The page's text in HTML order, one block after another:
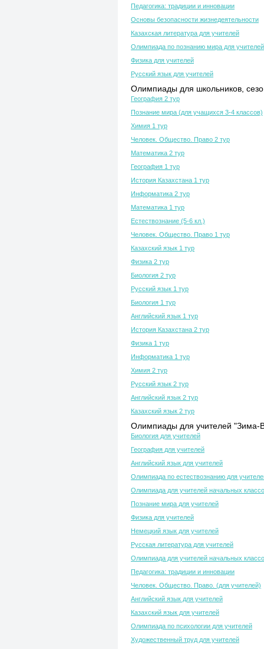
Педагогика: традиции и инновации
Основы безопасности жизнедеятельности
Казахская литература для учителей
Олимпиада по познанию мира для учителей
Физика для учителей
Русский язык для учителей
Олимпиады для школьников,
География 2 тур
Познание мира (для учащихся 3-4 классов)
Химия 1 тур
Человек. Общество. Право 2 тур
Математика 2 тур
География 1 тур
История Казахстана 1 тур
Информатика 2 тур
Математика 1 тур
Естествознание (5-6 кл.)
Человек. Общество. Право 1 тур
Казахский язык 1 тур
Физика 2 тур
Биология 2 тур
Русский язык 1 тур
Биология 1 тур
Английский язык 1 тур
История Казахстана 2 тур
Физика 1 тур
Информатика 1 тур
Химия 2 тур
Русский язык 2 тур
Английский язык 2 тур
Казахский язык 2 тур
Олимпиады для учителей "Зима-
Биология для учителей
География для учителей
Английский язык для учителей
Олимпиада по естествознанию для
Олимпиада для учителей начальных
Познание мира для учителей
Физика для учителей
Немецкий язык для учителей
Русская литература для учителей
Олимпиада для учителей начальных
Педагогика: традиции и инновации
Человек. Общество. Право. (для учителей)
Английский язык для учителей
Казахский язык для учителей
Олимпиада по психологии для учителей
Художественный труд для учителей